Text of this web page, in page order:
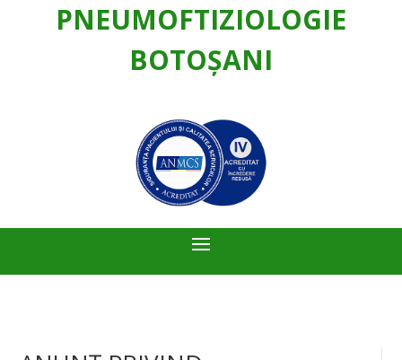
PNEUMOFTIZIOLOGIE
BOTOŞANI